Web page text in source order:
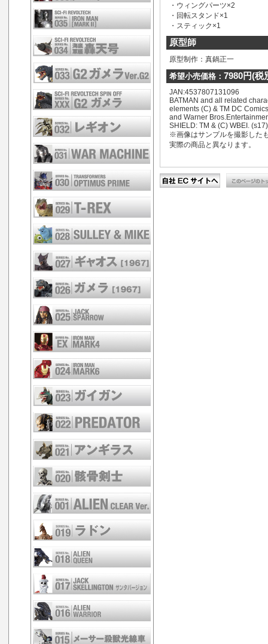
・ウィングパーツ×2
・回転スタンド×1
・スティック×1
原型師
原型制作：真鍋正一
希望小売価格： 7980円(税
JAN:4537807131096
BATMAN and all related
elements (C) & TM DC Comics
and Warner
SHIELD: TM & (C) WBEI. (s17)
※画像はサンプルを撮影した
実際の商品と異なります。